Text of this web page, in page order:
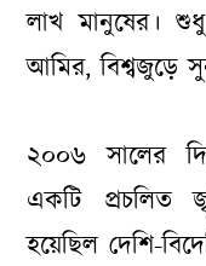
লাখ মানুষের।
আমির, বিশ্বজুড়ে
২০০৬ সালের
একটি প্রচলিত
হয়েছিল দেশি-